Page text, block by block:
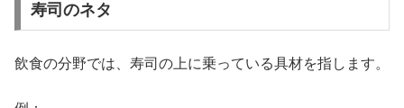
寿司のネタ
飲食の分野では、寿司の上に乗っている具材を指します。